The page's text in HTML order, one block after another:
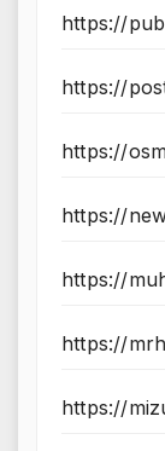
https://
https://
https://
https://
https://
https://
https://